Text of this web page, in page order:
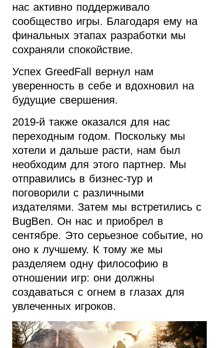
нас активно поддерживало
сообщество игры. Благодаря ему на
финальных этапах разработки мы
сохраняли спокойствие.
Успех GreedFall вернул нам
уверенность в себе и вдохновил на
будущие свершения.
2019-й также оказался для нас
переходным годом. Поскольку мы
хотели и дальше расти, нам был
необходим для этого партнер. Мы
отправились в бизнес-тур и
поговорили с различными
издателями. Затем мы встретились с
BugBen. Он нас и приобрел в
сентябре. Это серьезное событие, но
оно к лучшему. К тому же мы
разделяем одну философию в
отношении игр: они должны
создаваться с огнем в глазах для
увлеченных игроков.